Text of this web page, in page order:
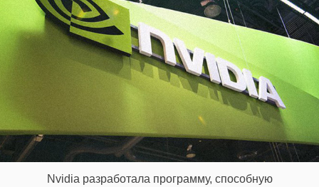
Nvidia разработала программу, способную